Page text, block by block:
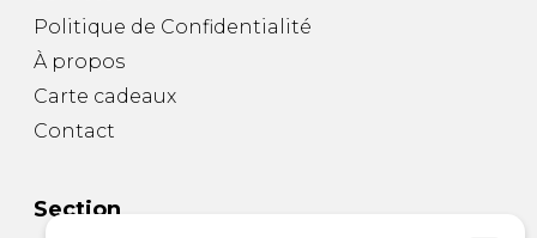
Politique de Confidentialité
À propos
Carte cadeaux
Contact
Section